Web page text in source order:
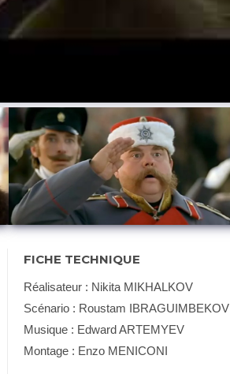
FICHE TECHNIQUE
Réalisateur : Nikita MIKHALKOV
Scénario : Roustam IBRAGUIMBEKOV
Musique : Edward ARTEMYEV
Montage : Enzo MENICONI